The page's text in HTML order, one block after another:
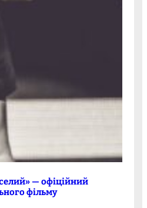
— офіційний
фільму